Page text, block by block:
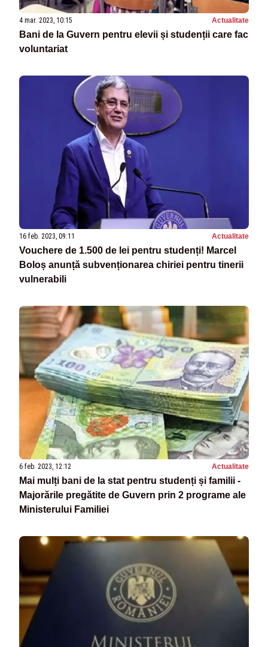
4 mar. 2023, 10:15 Actualitate
Bani de la Guvern pentru elevii și studenții care fac
voluntariat
16 feb. 2023, 09:11 Actualitate
Vouchere de 1.500 de lei pentru studenți! Marcel
Boloș anunță subvenționarea chiriei pentru tinerii
vulnerabili
6 feb. 2023, 12:12 Actualitate
Mai mulți bani de la stat pentru studenți și familii -
Majorările pregătite de Guvern prin 2 programe ale
Ministerului Familiei